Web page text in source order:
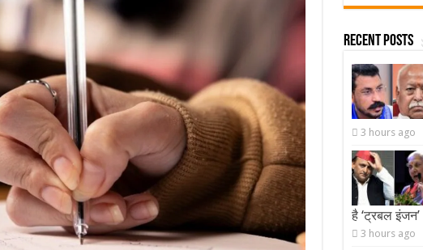
Recent Posts
3 hours ago
है ‘ट्रबल इंजन’
3 hours ago